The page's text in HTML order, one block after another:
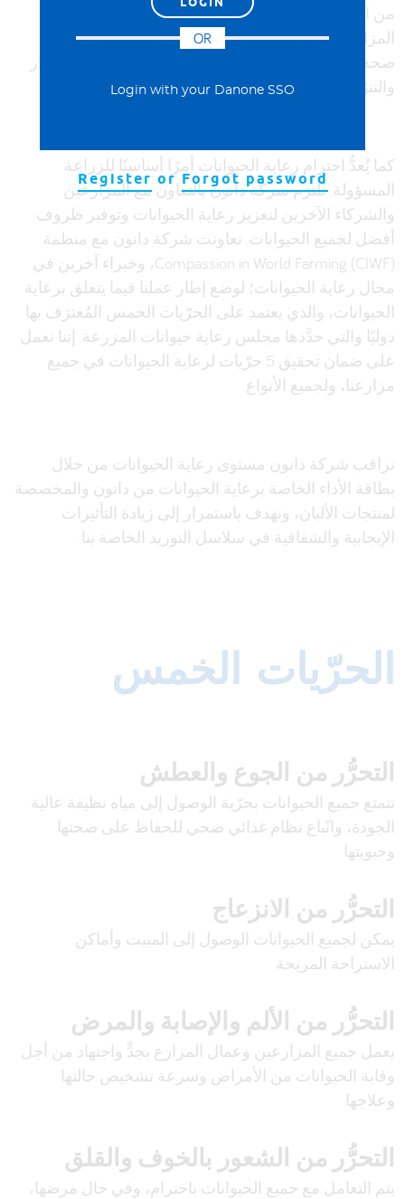
من الأنواع المُلقِّحة وصولاً إلى الأبقار، تأثير إيجابي في
المزارعين والمستهلكين والبيئة. يُعدُّ ضمان الحفاظ على
صحة الحيوانات ورعايتها أمرًا مهمًا لضمان تحقيق الازدهار
والتنوّع للنظام البيئي.
كما يُعدُّ احترام رعاية الحيوانات أمرًا أساسيًا للزراعة
المسؤولة. تلتزم شركة دانون بالتعاون مع المزارعين
والشركاء الآخرين لتعزيز رعاية الحيوانات وتوفير ظروف
أفضل لجميع الحيوانات. تعاونت شركة دانون مع منظمة
Compassion in World Farming (CIWF)، وخبراء آخرين في
مجال رعاية الحيوانات؛ لوضع إطار عملنا فيما يتعلق برعاية
الحيوانات، والذي يعتمد على الحرّيات الخمس المُعترَف بها
دوليًا والتي حدَّدها مجلس رعاية حيوانات المزرعة. إننا نعمل
على ضمان تحقيق 5 حرّيات لرعاية الحيوانات في جميع
مزارعنا، ولجميع الأنواع.
تراقب شركة دانون مستوى رعاية الحيوانات من خلال
بطاقة الأداء الخاصة برعاية الحيوانات من دانون والمخصصة
لمنتجات الألبان، ونهدف باستمرار إلى زيادة التأثيرات
الإيجابية والشفافية في سلاسل التوريد الخاصة بنا.
الحرّيات الخمس
التحرُّر من الجوع والعطش
تتمتع جميع الحيوانات بحرّية الوصول إلى مياه نظيفة عالية
الجودة، واتّباع نظام غذائي صحي للحفاظ على صحتها
وحيويتها
التحرُّر من الانزعاج
يمكن لجميع الحيوانات الوصول إلى المبيت وأماكن
الاستراحة المريحة
التحرُّر من الألم والإصابة والمرض
يعمل جميع المزارعين وعمال المزارع بجدٍّ واجتهاد من أجل
وقاية الحيوانات من الأمراض وسرعة تشخيص حالتها
وعلاجها
التحرُّر من الشعور بالخوف والقلق
يتم التعامل مع جميع الحيوانات باحترام، وفي حال مرضها،
OR
Login with your Danone SSO
Forgot password
or
Register